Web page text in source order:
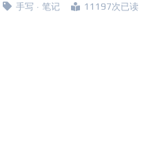
手写 · 笔记 11197次已读